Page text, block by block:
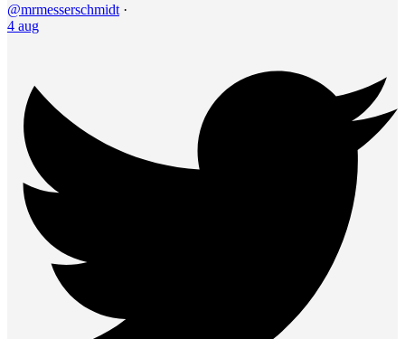
@mrmesserschmidt ·
4 aug